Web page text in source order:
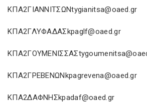
ΚΠΑ2ΓΙΑΝΝΙΤΣΩΝtygianitsa@oaed.gr
ΚΠΑ2ΓΛΥΦΑΔΑΣkpaglf@oaed.gr
ΚΠΑ2ΓΡΕΒΕΝΩΝkpagrevena@oaed.gr
ΚΠΑ2ΔΑΦΝΗΣkpadaf@oaed.gr